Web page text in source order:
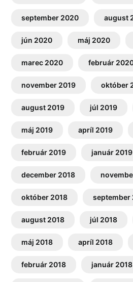
september 2020 august
jún 2020 máj 2020
marec 2020 február
november 2019 október
august 2019 júl 2019
máj 2019 apríl 2019
február 2019 január 2019
december 2018
október 2018 september
august 2018 júl 2018
máj 2018 apríl 2018
február 2018 január 2018